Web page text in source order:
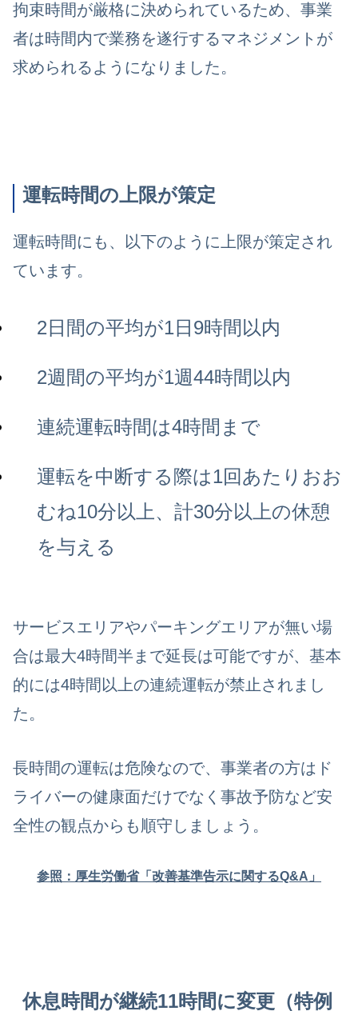
拘束時間が厳格に決められているため、事業
者は時間内で業務を遂行するマネジメントが
求められるようになりました。
運転時間の上限が策定
運転時間にも、以下のように上限が策定され
ています。
2日間の平均が1日9時間以内
2週間の平均が1週44時間以内
連続運転時間は4時間まで
運転を中断する際は1回あたりおお
むね10分以上、計30分以上の休憩
を与える
サービスエリアやパーキングエリアが無い場
合は最大4時間半まで延長は可能ですが、基本
的には4時間以上の連続運転が禁止されまし
た。
長時間の運転は危険なので、事業者の方はド
ライバーの健康面だけでなく事故予防など安
全性の観点からも順守しましょう。
参照：厚生労働省「改善基準告示に関するQ&A」
休息時間が継続11時間に変更（特例